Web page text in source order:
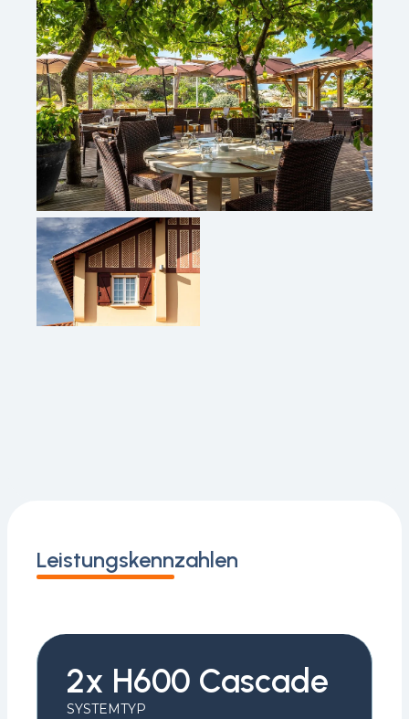
Leistungskennzahlen
2x H600 Cascade
SYSTEMTYP